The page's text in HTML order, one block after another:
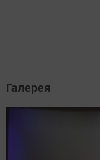
Галерея